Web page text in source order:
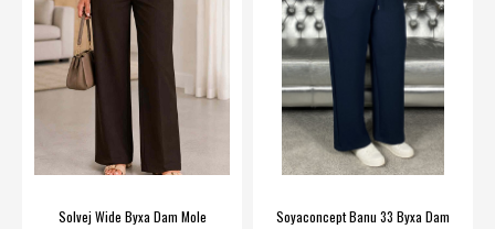
Solvej Wide Byxa Dam Mole
Soyaconcept Banu 33 Byxa Dam